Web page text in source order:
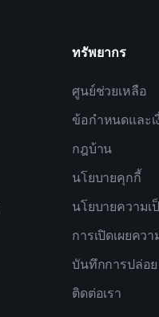
ทรัพยากร
ศูนย์ช่วยเหลือ
ข้อกำหนดและเ
กฎบ้าน
นโยบายคุกกี้
นโยบายความเ
การเปิดเผยควา
บันทึกการปล่อย
ติดต่อเรา